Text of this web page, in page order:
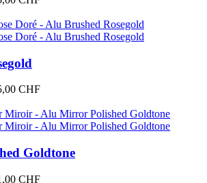
prix :
406,00 CHF
CHFPlage
prix :
406,00 CHF
1.015,00 CHF
Goldtone
CHFPlage